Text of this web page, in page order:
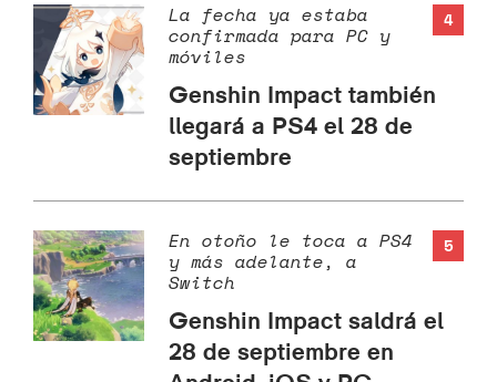
4
La fecha ya estaba
confirmada para PC y
móviles
Genshin Impact también
llegará a PS4 el 28 de
septiembre
5
En otoño le toca a PS4
y más adelante, a
Switch
Genshin Impact saldrá el
28 de septiembre en